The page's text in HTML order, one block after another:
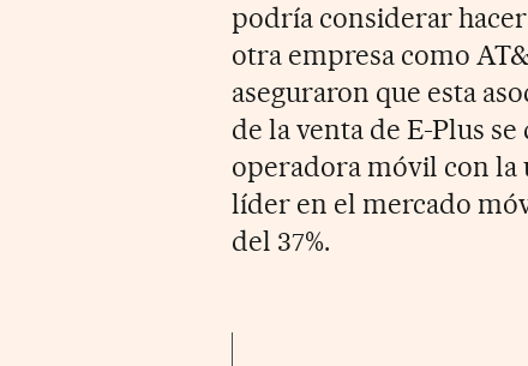
podría considerar
otra empresa como
aseguraron que esta
de la venta de E-Plus
operadora móvil con la
líder en el mercado
del 37%.